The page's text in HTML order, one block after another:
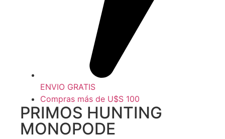
ENVIO GRATIS
Compras más de U$S 100
PRIMOS HUNTING
MONOPODE